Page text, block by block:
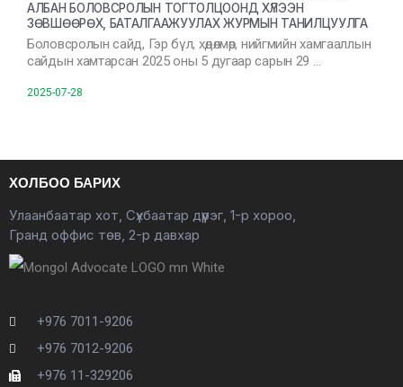
АЛБАН БОЛОВСРОЛЫН ТОГТОЛЦООНД ХҮЛЭЭН
ЗӨВШӨӨРӨХ, БАТАЛГААЖУУЛАХ ЖУРМЫН ТАНИЛЦУУЛГА
Боловсролын сайд, Гэр бүл, хөдөлмөр, нийгмийн хамгааллын
сайдын хамтарсан 2025 оны 5 дугаар сарын 29 …
2025-07-28
ХОЛБОО БАРИХ
Улаанбаатар хот, Сүхбаатар дүүрэг, 1-р хороо,
Гранд оффис төв, 2-р давхар
+976 7011-9206
+976 7012-9206
+976 11-329206